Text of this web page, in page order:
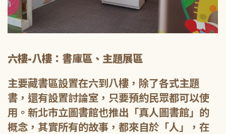
六樓-八樓：書庫區、主題展區
主要藏書區設置在六到八樓，除了各式主題
書，還有設置討論室，只要預約民眾都可以使
用。新北市立圖書館也推出「真人圖書館」的
概念，其實所有的故事，都來自於「人」，在